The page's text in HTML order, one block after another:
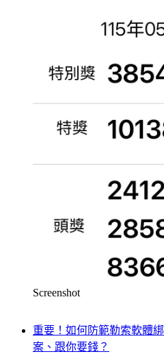
Screenshot
重要！如何防範勒索軟體
案、跟你要錢？